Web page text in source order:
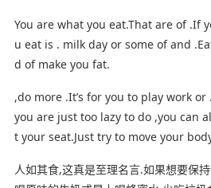
You are what you eat.That are of .If
u eat is . milk day or some of and
d of make you fat.
,do more .It’s for you to play work
you are just too lazy to do ,you can
t your seat.Just try to move your
人如其食,这真是至理名言.如果想要保